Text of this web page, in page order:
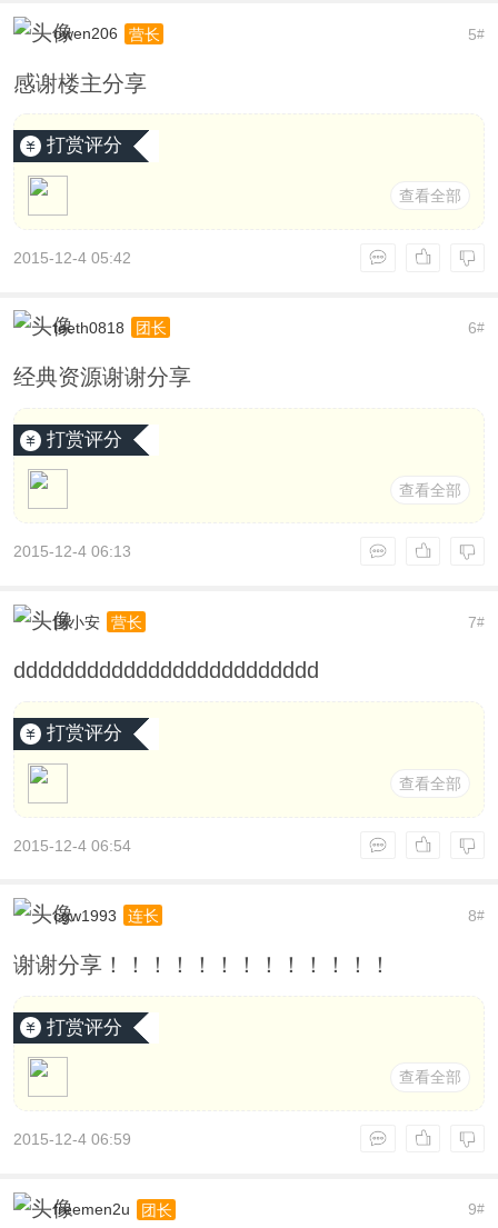
5#
owen206 营长
感谢楼主分享
打赏评分
查看全部
2015-12-4 05:42
6#
teeth0818 团长
经典资源谢谢分享
打赏评分
查看全部
2015-12-4 06:13
7#
国小安 营长
ddddddddddddddddddddddddd
打赏评分
查看全部
2015-12-4 06:54
8#
cgw1993 连长
谢谢分享！！！！！！！！！！！！！
打赏评分
查看全部
2015-12-4 06:59
9#
freemen2u 团长